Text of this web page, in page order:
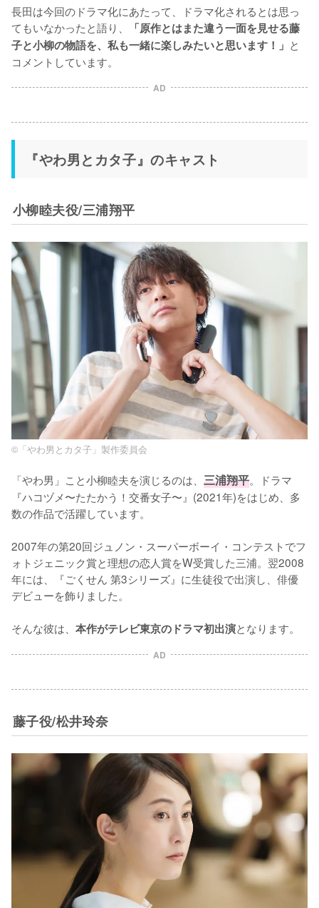
長田は今回のドラマ化にあたって、ドラマ化されるとは思っ
てもいなかったと語り、
「原作とはまた違う一面を見せる藤
子と小柳の物語を、私も一緒に楽しみたいと思います！」 と
コメントしています。
AD
『やわ男とカタ子』のキャスト
小柳睦夫役/三浦翔平
©「やわ男とカタ子」製作委員会
「やわ男」こと小柳睦夫を演じるのは、 三浦翔平。ドラマ
『ハコヅメ〜たたかう！交番女子〜』(2021年)をはじめ、多
数の作品で活躍しています。
2007年の第20回ジュノン・スーパーボーイ・コンテストでフ
ォトジェニック賞と理想の恋人賞をW受賞した三浦。翌2008
年には、『ごくせん 第3シリーズ』に生徒役で出演し、俳優
デビューを飾りました。
そんな彼は、 本作がテレビ東京のドラマ初出演となります。
AD
藤子役/松井玲奈